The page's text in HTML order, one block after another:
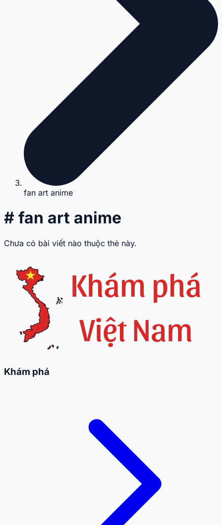
fan art anime
# fan art anime
Chưa có bài viết nào thuộc thẻ này.
Khám phá